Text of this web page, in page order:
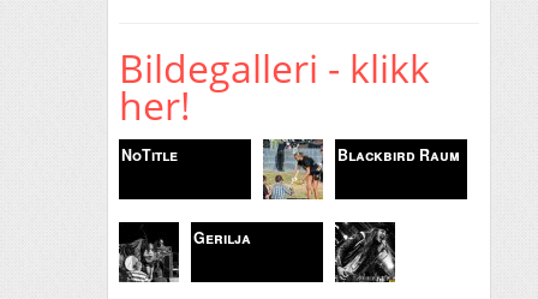
Bildegalleri - klikk
her!
NoTitle Blackbird Raum
Gerilja